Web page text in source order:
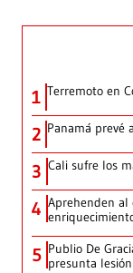
1 Terremoto en
2 Panamá prevé
3 Cali sufre los
4 Aprehenden al
5 Publio De
presunta